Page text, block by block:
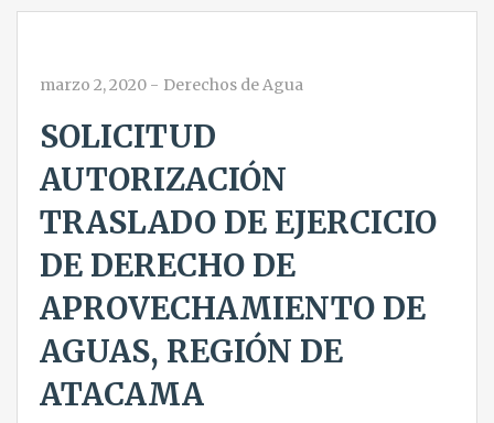
marzo 2, 2020 - Derechos de Agua
SOLICITUD
AUTORIZACIÓN
TRASLADO DE EJERCICIO
DE DERECHO DE
APROVECHAMIENTO DE
AGUAS, REGIÓN DE
ATACAMA